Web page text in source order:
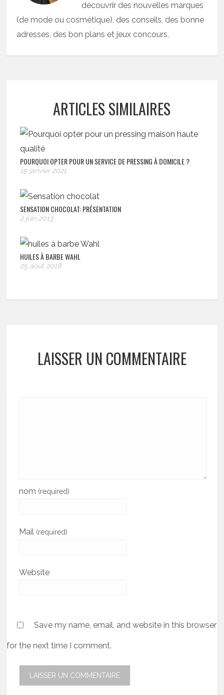
découvrir des nouvelles marques
(de mode ou cosmétique), des conseils, des bonne
adresses, des bon plans et jeux concours.
ARTICLES SIMILAIRES
POURQUOI OPTER POUR UN SERVICE DE PRESSING À DOMICILE ?
15 janvier 2021
SENSATION CHOCOLAT: PRÉSENTATION
2 juin 2013
HUILES À BARBE WAHL
25 août 2018
LAISSER UN COMMENTAIRE
nom (required)
Mail (required)
Website
Save my name, email, and website in this browser
for the next time I comment.